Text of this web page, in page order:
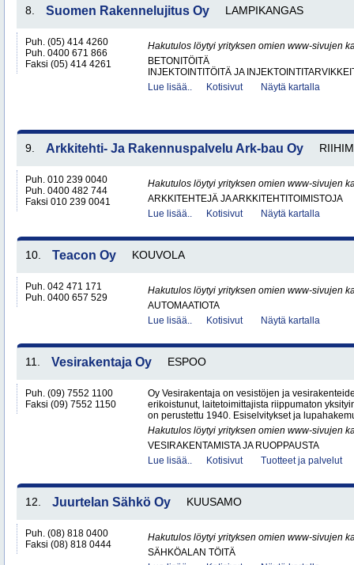
8. Suomen Rakennelujitus Oy LAMPIKANGAS
Puh. (05) 414 4260
Puh. 0400 671 866
Faksi (05) 414 4261
Hakutulos löytyi yrityksen omien www-sivujen
BETONITÖITÄ
INJEKTOINTITÖITÄ JA
Lue lisää..
Kotisivut Näytä kartalla
9. Arkkitehti- Ja Rakennuspalvelu Ark-bau Oy
Puh. 010 239 0040
Puh. 0400 482 744
Faksi 010 239 0041
Hakutulos löytyi yrityksen omien www-sivujen
ARKKITEHTEJÄ JA ARKKITEHTITOIMISTOJA
Lue lisää..
Kotisivut Näytä kartalla
10. Teacon Oy KOUVOLA
Puh. 042 471 171
Puh. 0400 657 529
Hakutulos löytyi yrityksen omien www-sivujen
AUTOMAATIOTA
Lue lisää..
Kotisivut Näytä kartalla
11. Vesirakentaja Oy ESPOO
Puh. (09) 7552 1100
Faksi (09) 7552 1150
Oy Vesirakentaja on vesistöjen ja
erikoistunut, laitetoimittajista riippumaton
on perustettu 1940. Esiselvitykset ja
Hakutulos löytyi yrityksen omien www-sivujen
VESIRAKENTAMISTA JA RUOPPAUSTA
Lue lisää..
Kotisivut Tuotteet ja palvelut
12. Juurtelan Sähkö Oy KUUSAMO
Puh. (08) 818 0400
Faksi (08) 818 0444
Hakutulos löytyi yrityksen omien www-sivujen
SÄHKÖALAN TÖITÄ